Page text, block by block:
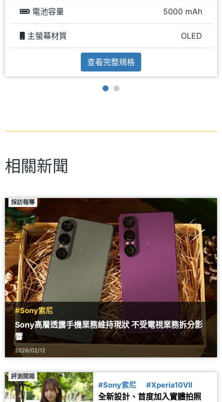
電池容量 5000 mAh
主螢幕材質 OLED
查看完整規格
相關新聞
採訪報導
#Sony索尼
Sony高層透露手機業務維持現狀 不受電視業務拆分影
響
2026/02/12
評測開箱
#Sony索尼 #Xperia10VII
全新設計、首度加入實體拍照